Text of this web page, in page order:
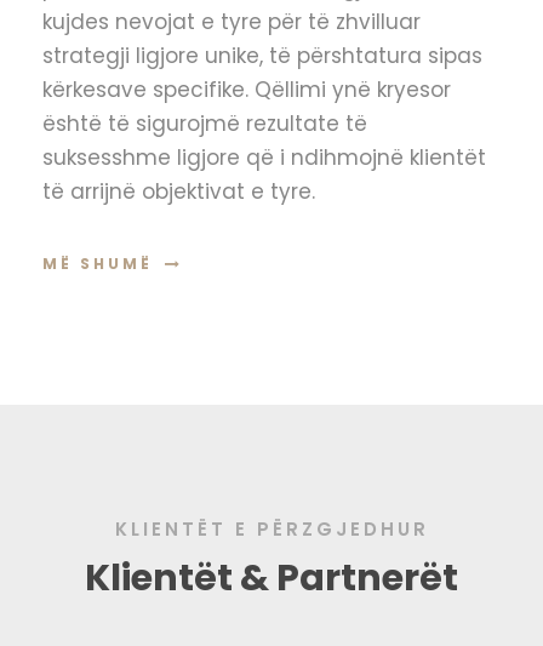
kujdes nevojat e tyre për të zhvilluar
strategji ligjore unike, të përshtatura sipas
kërkesave specifike. Qëllimi ynë kryesor
është të sigurojmë rezultate të
suksesshme ligjore që i ndihmojnë klientët
të arrijnë objektivat e tyre.
MË SHUMË
KLIENTËT E PËRZGJEDHUR
Klientët & Partnerët